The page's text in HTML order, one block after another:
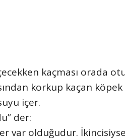
kaçması orada
korkup kaçan köpek
içer.
der:
var olduğudur.